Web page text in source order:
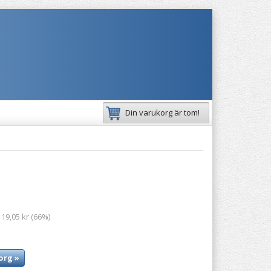
Din varukorg är tom!
kr (66%)
»